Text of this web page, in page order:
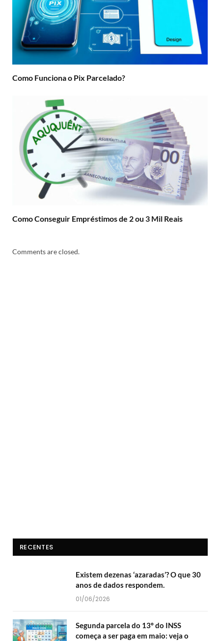
Como Funciona o Pix Parcelado?
Como Conseguir Empréstimos de 2 ou 3 Mil Reais
Comments are closed.
RECENTES
Existem dezenas ‘azaradas’? O que 30
anos de dados respondem.
01/06/2026
Segunda parcela do 13º do INSS
começa a ser paga em maio: veja o